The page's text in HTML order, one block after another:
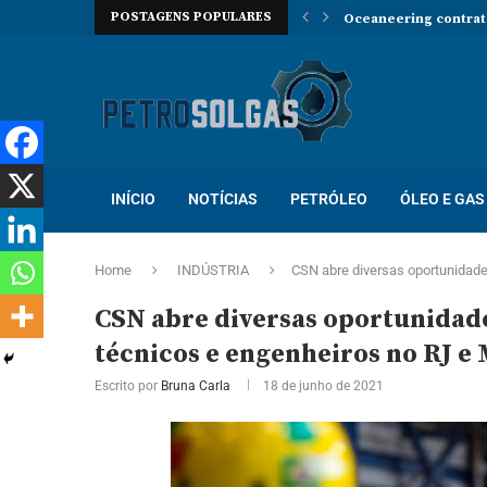
POSTAGENS POPULARES Oceaneering
INÍCIO NOTÍCIAS PETRÓLEO ÓLEO E GAS
Home INDÚSTRIA CSN abre diversas
CSN abre diversas
técnicos e engenheiros no RJ e
Escrito por Bruna Carla 18 de junho de 2021